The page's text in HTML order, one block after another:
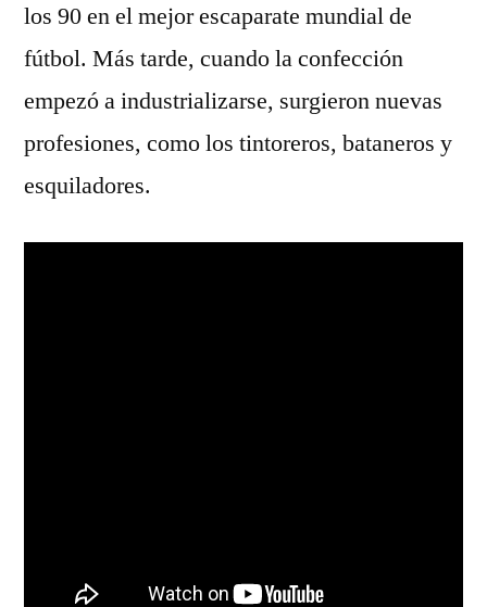
los 90 en el mejor escaparate mundial de
fútbol. Más tarde, cuando la confección
empezó a industrializarse, surgieron nuevas
profesiones, como los tintoreros, bataneros y
esquiladores.